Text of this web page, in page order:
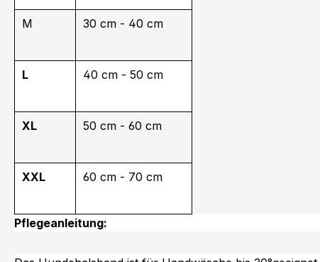
M 30 cm - 40 cm
L 40 cm - 50 cm
XL 50 cm - 60 cm
XXL 60 cm - 70 cm
Pflegeanleitung: